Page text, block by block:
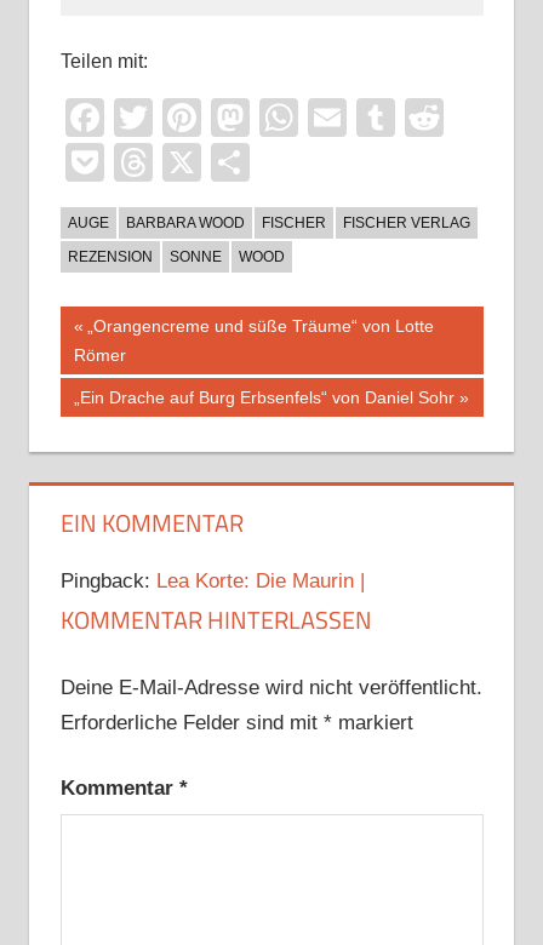
Teilen mit:
Facebook
TwitterPinterest
Mastodon
WhatsApp
EmailTumblr
PocketThreads
X
AUGE BARBARA WOOD FISCHER
FISCHER VERLAG
REZENSION
SONNE WOOD
Beitragsnavigation
Vorheriger
Beitrag:
„Orangencreme und süße Träume“ von Lotte
Römer
Nächster
„Ein Drache auf Burg Erbsenfels“ von Daniel Sohr
EIN KOMMENTAR
Pingback: Lea Korte: Die Maurin |
KOMMENTAR HINTERLASSEN
Deine E-Mail-Adresse wird nicht veröffentlicht.
Erforderliche Felder sind mit *markiert
Kommentar *